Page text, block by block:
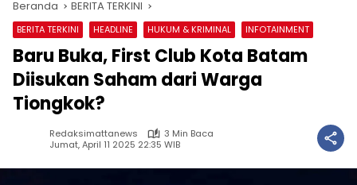
Beranda BERITA TERKINI
BERITA TERKINI HEADLINE HUKUM & KRIMINAL INFOTAINMENT
Baru Buka, First Club Kota Batam
Diisukan Saham dari Warga
Tiongkok?
Redaksimattanews
3 Min Baca
Jumat, April 11 2025 22:35 WIB